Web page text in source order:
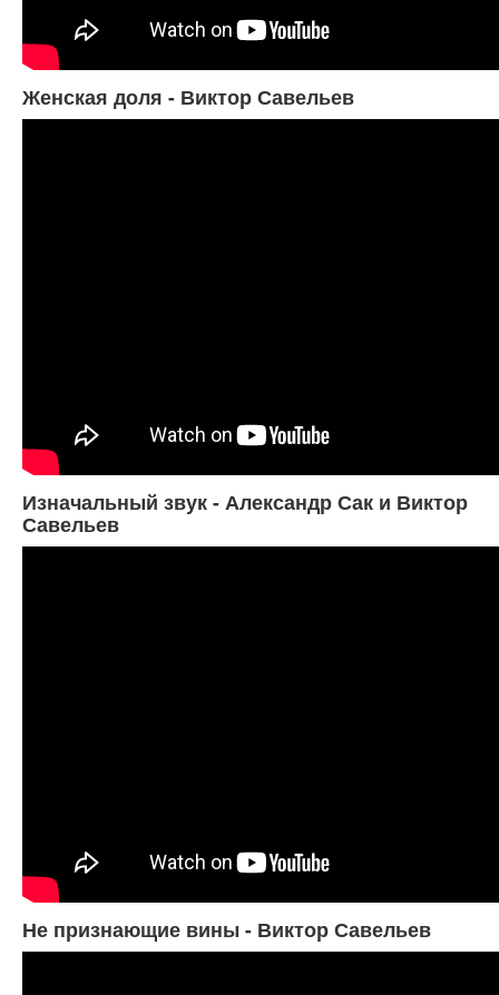
Женская доля - Виктор Савельев
Изначальный звук - Александр Сак и Виктор
Савельев
Не признающие вины - Виктор Савельев